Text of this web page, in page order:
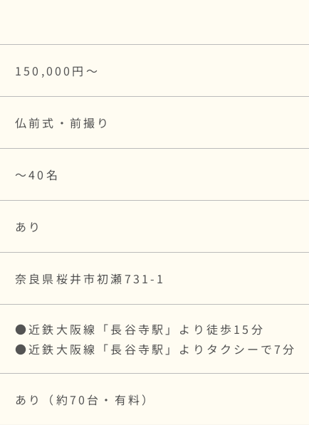
150,000円～
仏前式・前撮り
〜40名
あり
奈良県桜井市初瀬731-1
●近鉄大阪線「長谷寺駅」より徒歩15分
●近鉄大阪線「長谷寺駅」よりタクシーで7分
あり（約70台・有料）